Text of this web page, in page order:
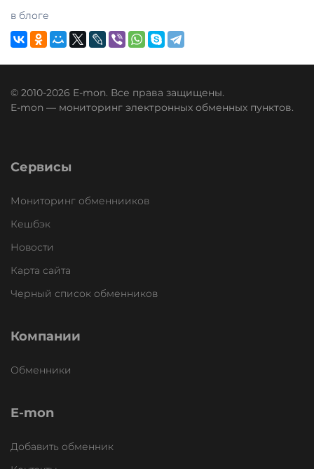
в блоге
© 2010-2026 E-mon. Все права защищены.
E-mon — мониторинг электронных обменных пунктов.
Сервисы
Мониторинг обменнииков
Кешбэк
Новости
Карта сайта
Черный список обменников
Компании
Обменники
E-mon
Добавить обменник